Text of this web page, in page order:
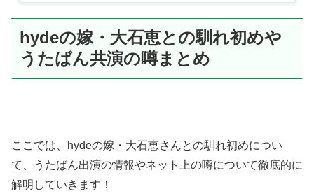
hydeの嫁・大石恵との馴れ初めや
うたばん共演の噂まとめ
ここでは、hydeの嫁・大石恵さんとの馴れ初めについ
て、うたばん出演の情報やネット上の噂について徹底的に
解明していきます！